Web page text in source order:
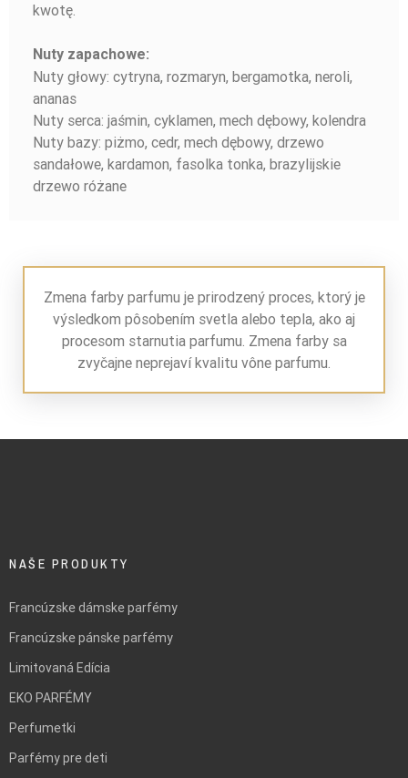
kwotę.
Nuty zapachowe:
Nuty głowy: cytryna, rozmaryn, bergamotka, neroli,
ananas
Nuty serca: jaśmin, cyklamen, mech dębowy, kolendra
Nuty bazy: piżmo, cedr, mech dębowy, drzewo
sandałowe, kardamon, fasolka tonka, brazylijskie
drzewo różane
Zmena farby parfumu je prirodzený proces, ktorý je
výsledkom pôsobením svetla alebo tepla, ako aj
procesom starnutia parfumu. Zmena farby sa
zvyčajne neprejaví kvalitu vône parfumu.
NAŠE PRODUKTY
Francúzske dámske parfémy
Francúzske pánske parfémy
Limitovaná Edícia
EKO PARFÉMY
Perfumetki
Parfémy pre deti